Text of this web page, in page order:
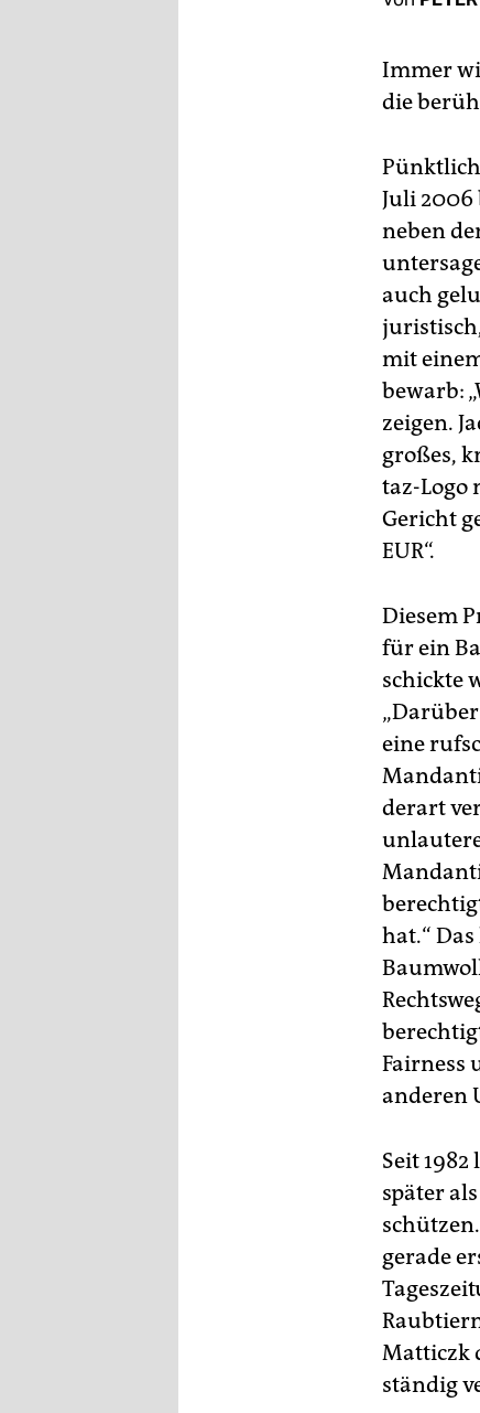
Immer
die
Juli 2006
neben
auch
mit
bewarb:
zeigen.
großes,
taz-Logo
Gericht
EUR“.
Diesem
für ein
schickte
eine
derart
hat.“
Fairness
anderen
Seit
später
gerade
Matticzk
ständig